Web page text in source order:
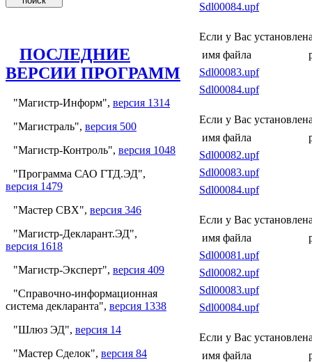
ПОСЛЕДНИЕ
ВЕРСИИ ПРОГРАММ
"Магистр-Информ", версия 1314
"Магистраль", версия 500
"Магистр-Контроль", версия 1048
"Программа САО ГТД.ЭД",
версия 1479
"Мастер СВХ", версия 346
"Магистр-Декларант.ЭД",
версия 1618
"Магистр-Эксперт", версия 409
"Справочно-информационная
система декларанта", версия 1338
"Шлюз ЭД", версия 14
"Мастер Сделок", версия 84
Sdl00084.upf
Если у Вас
имя файла
Sdl00083.upf
Sdl00084.upf
Если у Вас
имя файла
Sdl00082.upf
Sdl00083.upf
Sdl00084.upf
Если у Вас
имя файла
Sdl00081.upf
Sdl00082.upf
Sdl00083.upf
Sdl00084.upf
Если у Вас
имя файла